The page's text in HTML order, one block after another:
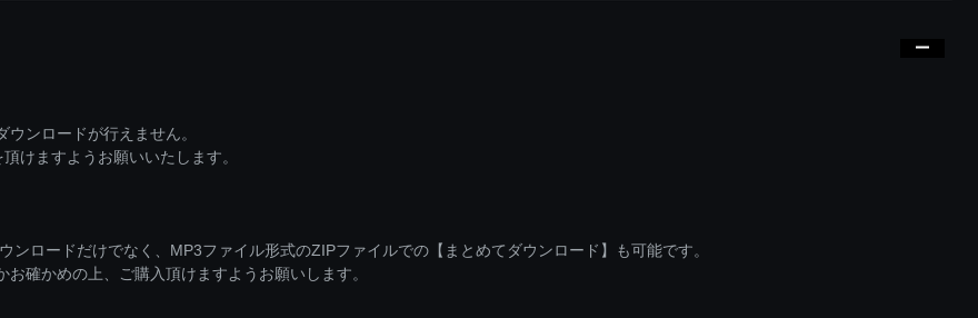
ンロードが行えません。
けますようお願いいたします。
ロードだけでなく、MP3ファイル形式のZIPファイルでの【まとめてダウンロード】も可能です。
確かめの上、ご購入頂けますようお願いします。